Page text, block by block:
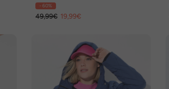
- 60%
49,99€ 19,99€